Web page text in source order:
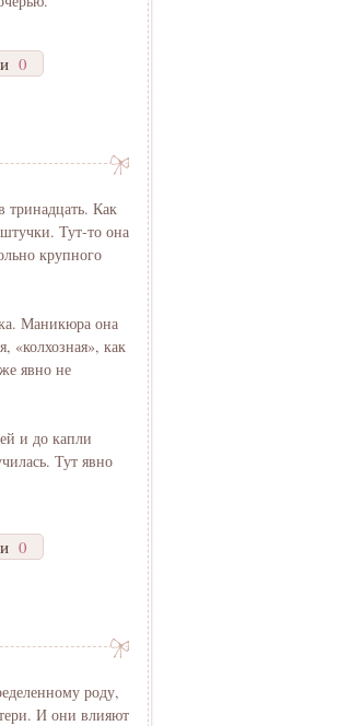
0
Как
штучки. Тут-то она
крупного
Маникюра она
«колхозная», как
явно не
и до капли
Тут явно
0
роду,
И они влияют